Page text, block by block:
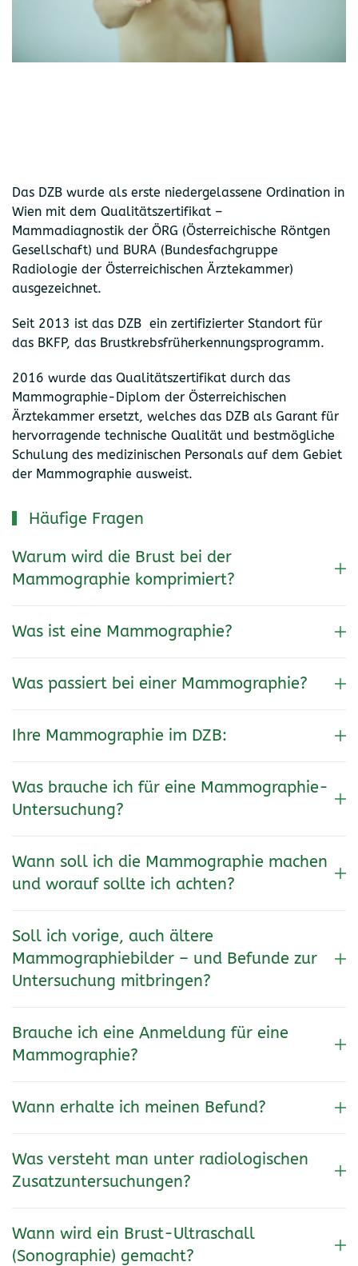
Das DZB wurde als erste niedergelassene Ordination in
Wien mit dem Qualitätszertifikat –
Mammadiagnostik der ÖRG (Österreichische Röntgen
Gesellschaft) und BURA (Bundesfachgruppe
Radiologie der Österreichischen Ärztekammer)
ausgezeichnet.
Seit 2013 ist das DZB ein zertifizierter Standort für
das BKFP, das Brustkrebsfrüherkennungsprogramm.
2016 wurde das Qualitätszertifikat durch das
Mammographie-Diplom der Österreichischen
Ärztekammer ersetzt, welches das DZB als Garant für
hervorragende technische Qualität und bestmögliche
Schulung des medizinischen Personals auf dem Gebiet
der Mammographie ausweist.
Häufige Fragen
Warum wird die Brust bei der
Mammographie komprimiert?
Was ist eine Mammographie?
Was passiert bei einer Mammographie?
Ihre Mammographie im DZB:
Was brauche ich für eine Mammographie-
Untersuchung?
Wann soll ich die Mammographie machen
und worauf sollte ich achten?
Soll ich vorige, auch ältere
Mammographiebilder – und Befunde zur
Untersuchung mitbringen?
Brauche ich eine Anmeldung für eine
Mammographie?
Wann erhalte ich meinen Befund?
Was versteht man unter radiologischen
Zusatzuntersuchungen?
Wann wird ein Brust-Ultraschall
(Sonographie) gemacht?